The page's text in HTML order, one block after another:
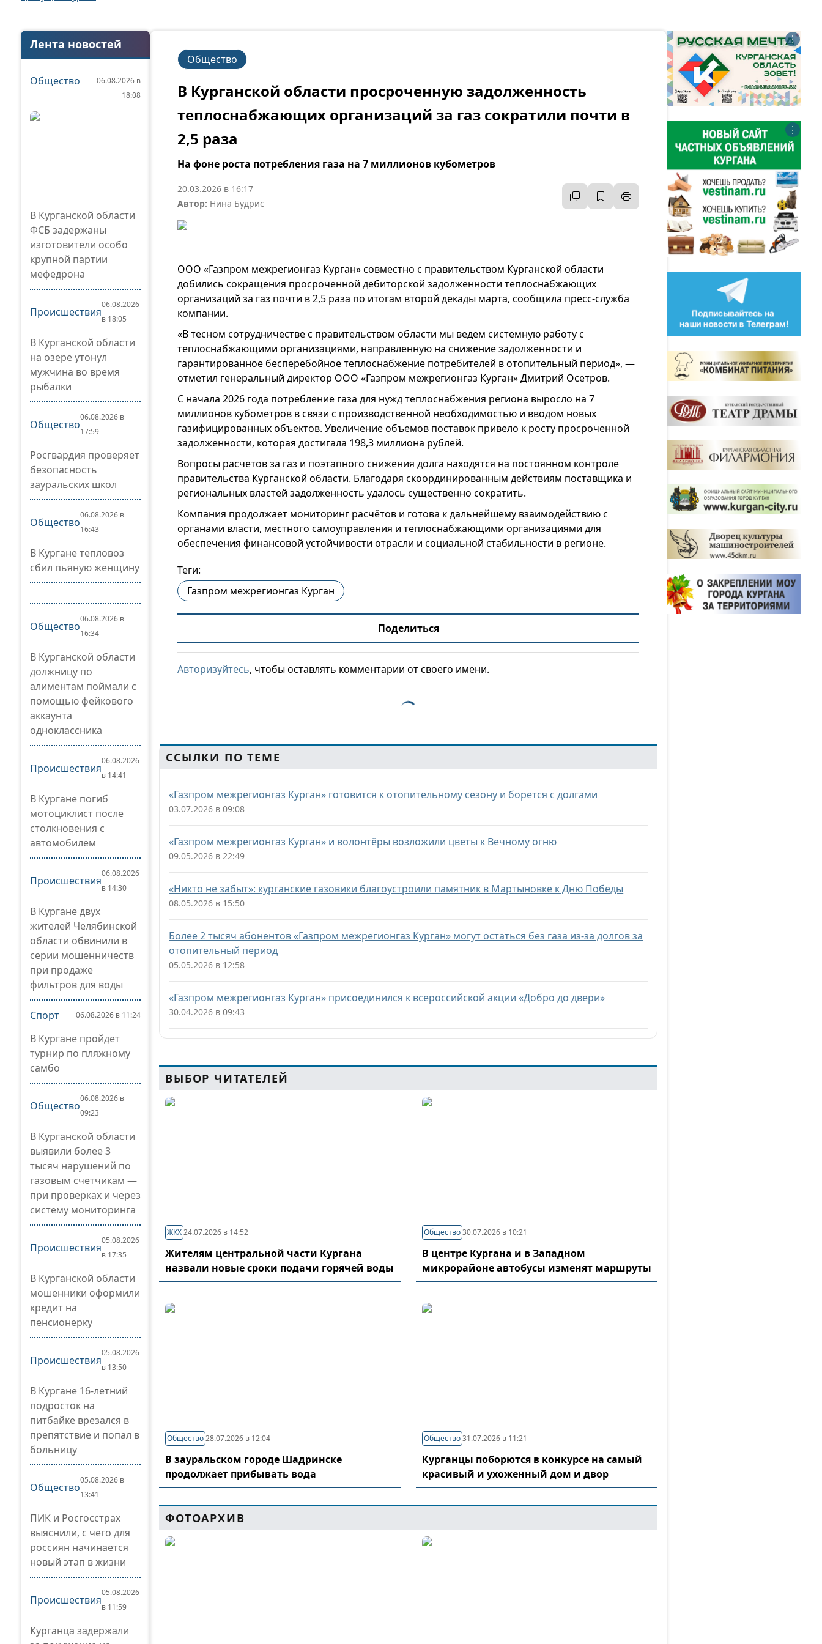
Лента новостей
Общество
06.08.2026 в
18:08
В Курганской области
ФСБ задержаны
изготовители особо
крупной партии
мефедрона
Происшествия
06.08.2026
в 18:05
В Курганской области
на озере утонул
мужчина во время
рыбалки
Общество
06.08.2026 в
17:59
Росгвардия проверяет
безопасность
зауральских школ
Общество
06.08.2026 в
16:43
В Кургане тепловоз
сбил пьяную женщину
Общество
06.08.2026 в
16:34
В Курганской области
должницу по
алиментам поймали с
помощью фейкового
аккаунта
одноклассника
Происшествия
06.08.2026
в 14:41
В Кургане погиб
мотоциклист после
столкновения с
автомобилем
Происшествия
06.08.2026
в 14:30
В Кургане двух
жителей Челябинской
области обвинили в
серии мошенничеств
при продаже
фильтров для воды
Спорт 06.08.2026 в 11:24
В Кургане пройдет
турнир по пляжному
самбо
Общество
06.08.2026 в
09:23
В Курганской области
выявили более 3
тысяч нарушений по
газовым счетчикам —
при проверках и через
систему мониторинга
Происшествия
05.08.2026
в 17:35
В Курганской области
мошенники оформили
кредит на
пенсионерку
Происшествия
05.08.2026
в 13:50
В Кургане 16-летний
подросток на
питбайке врезался в
препятствие и попал в
больницу
Общество
05.08.2026 в
13:41
ПИК и Росгосстрах
выяснили, с чего для
россиян начинается
новый этап в жизни
Происшествия
05.08.2026
в 11:59
Курганца задержали
Общество
В Курганской области просроченную задолженность
теплоснабжающих организаций за газ сократили почти в
2,5 раза
На фоне роста потребления газа на 7 миллионов кубометров
20.03.2026 в 16:17
Автор: Нина Будрис
ООО «Газпром межрегионгаз Курган» совместно с правительством Курганской области
добились сокращения просроченной дебиторской задолженности теплоснабжающих
организаций за газ почти в 2,5 раза по итогам второй декады марта, сообщила пресс-служба
компании.
«В тесном сотрудничестве с правительством области мы ведем системную работу с
теплоснабжающими организациями, направленную на снижение задолженности и
гарантированное бесперебойное теплоснабжение потребителей в отопительный период», —
отметил генеральный директор ООО «Газпром межрегионгаз Курган» Дмитрий Осетров.
С начала 2026 года потребление газа для нужд теплоснабжения региона выросло на 7
миллионов кубометров в связи с производственной необходимостью и вводом новых
газифицированных объектов. Увеличение объемов поставок привело к росту просроченной
задолженности, которая достигала 198,3 миллиона рублей.
Вопросы расчетов за газ и поэтапного снижения долга находятся на постоянном контроле
правительства Курганской области. Благодаря скоординированным действиям поставщика и
региональных властей задолженность удалось существенно сократить.
Компания продолжает мониторинг расчётов и готова к дальнейшему взаимодействию с
органами власти, местного самоуправления и теплоснабжающими организациями для
обеспечения финансовой устойчивости отрасли и социальной стабильности в регионе.
Теги:
Газпром межрегионгаз Курган
Поделиться
Авторизуйтесь, чтобы оставлять комментарии от своего имени.
ССЫЛКИ ПО ТЕМЕ
«Газпром межрегионгаз Курган» готовится к отопительному сезону и борется с долгами
03.07.2026 в 09:08
«Газпром межрегионгаз Курган» и волонтёры возложили цветы к Вечному огню
09.05.2026 в 22:49
«Никто не забыт»: курганские газовики благоустроили памятник в Мартыновке к Дню Победы
08.05.2026 в 15:50
Более 2 тысяч абонентов «Газпром межрегионгаз Курган» могут остаться без газа из-за долгов за
отопительный период
05.05.2026 в 12:58
«Газпром межрегионгаз Курган» присоединился к всероссийской акции «Добро до двери»
30.04.2026 в 09:43
ВЫБОР ЧИТАТЕЛЕЙ
ЖКХ24.07.2026 в 14:52
Жителям центральной части Кургана
назвали новые сроки подачи горячей воды
Общество 30.07.2026 в 10:21
В центре Кургана и в Западном
микрорайоне автобусы изменят маршруты
Общество28.07.2026 в 12:04
В зауральском городе Шадринске
продолжает прибывать вода
Общество 31.07.2026 в 11:21
Курганцы поборются в конкурсе на самый
красивый и ухоженный дом и двор
ФОТОАРХИВ
⋮
⋮